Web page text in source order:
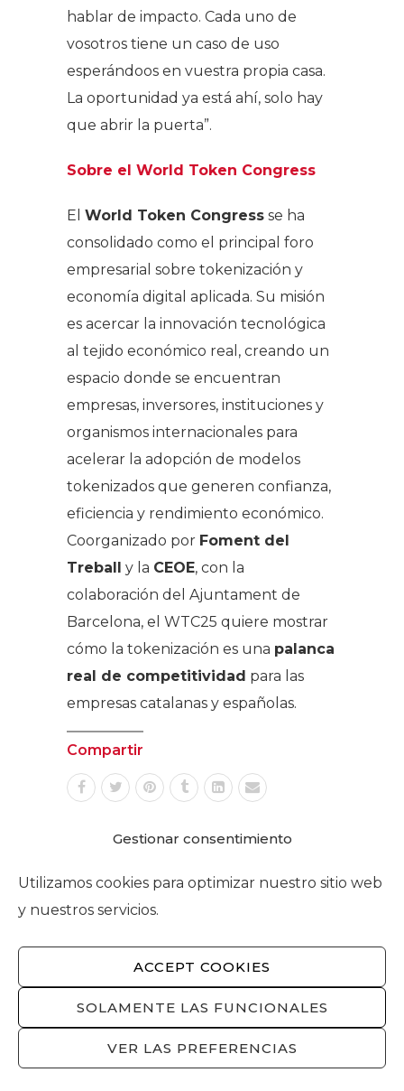
Gestionar consentimiento
Utilizamos cookies para optimizar nuestro sitio web
y nuestros servicios.
ACCEPT COOKIES
SOLAMENTE LAS FUNCIONALES
VER LAS PREFERENCIAS
hablar de impacto. Cada uno de
vosotros tiene un caso de uso
esperándoos en vuestra propia casa.
La oportunidad ya está ahí, solo hay
que abrir la puerta”.
Sobre el World Token Congress
El World Token Congress se ha
consolidado como el principal foro
empresarial sobre tokenización y
economía digital aplicada. Su misión
es acercar la innovación tecnológica
al tejido económico real, creando un
espacio donde se encuentran
empresas, inversores, instituciones y
organismos internacionales para
acelerar la adopción de modelos
tokenizados que generen confianza,
eficiencia y rendimiento económico.
Coorganizado por Foment del
Treball y la CEOE, con la
colaboración del Ajuntament de
Barcelona, el WTC25 quiere mostrar
cómo la tokenización es una palanca
real de competitividad para las
empresas catalanas y españolas.
Compartir
Related Posts
Fomento acoge la recepción de
la European Blockchain
Convention
19 de enero de 2020
Foment constata la importancia
de fortalecer el sector industrial